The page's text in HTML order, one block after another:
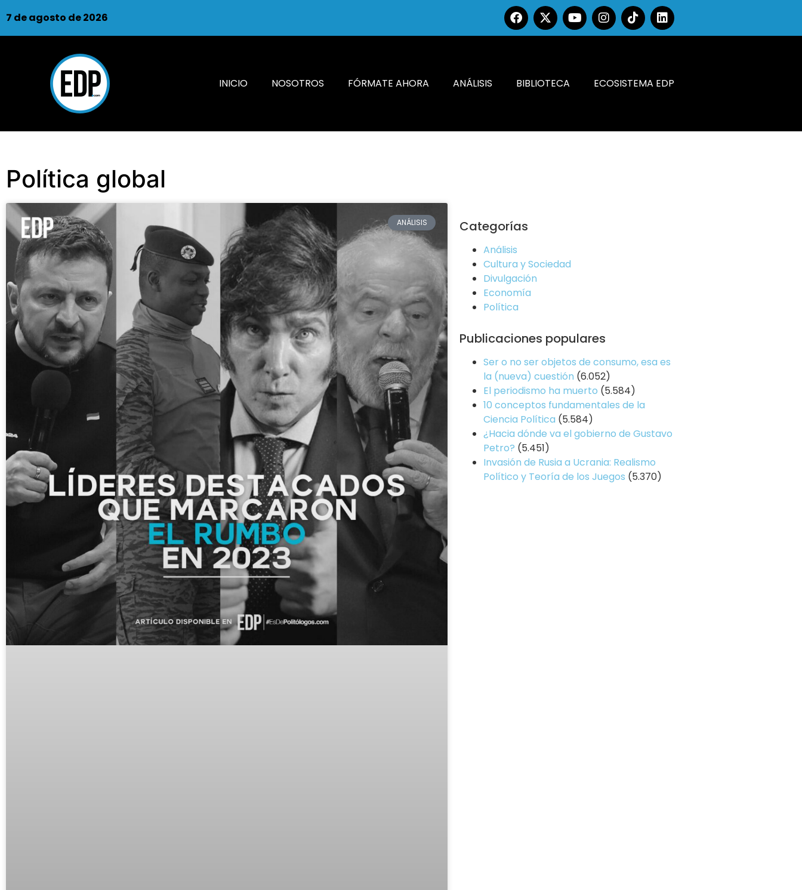
7 de agosto de 2026
INICIO NOSOTROS FÓRMATE AHORA ANÁLISIS BIBLIOTECA ECOSISTEMA EDP
Política global
ANÁLISIS Categorías
Análisis
Cultura y Sociedad
Divulgación
Economía
Política
Publicaciones populares
Ser o no ser objetos de consumo, esa es
la (nueva) cuestión (6.052)
El periodismo ha muerto (5.584)
10 conceptos fundamentales de la
Ciencia Política (5.584)
¿Hacia dónde va el gobierno de Gustavo
Petro? (5.451)
Invasión de Rusia a Ucrania: Realismo
Político y Teoría de los Juegos (5.370)